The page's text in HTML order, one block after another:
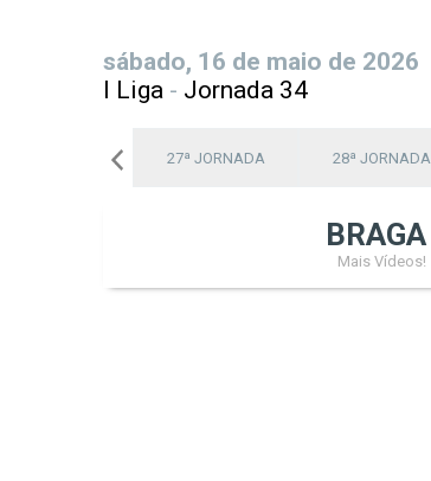
sábado, 16 de maio de 2026
I Liga - Jornada 34
27ª JORNADA 28ª JORNADA
BRAGA
Mais Vídeos!